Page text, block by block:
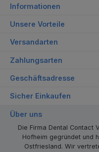
Informationen
Unsere Vorteile
Versandarten
Zahlungsarten
Geschäftsadresse
Sicher Einkaufen
Über uns
Die Firma Dental Contact
Hofheim gegründet und
Ostfriesland. Wir